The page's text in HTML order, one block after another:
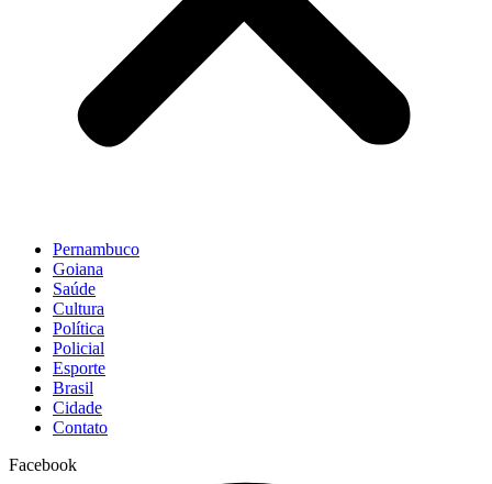
Pernambuco
Goiana
Saúde
Cultura
Política
Policial
Esporte
Brasil
Cidade
Contato
Facebook